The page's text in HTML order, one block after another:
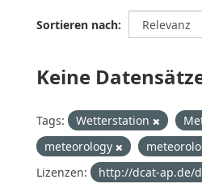
Sortieren nach
Keine
Tags: Wetterstation
meteorology
Lizenzen:
http://dcat-ap.de/